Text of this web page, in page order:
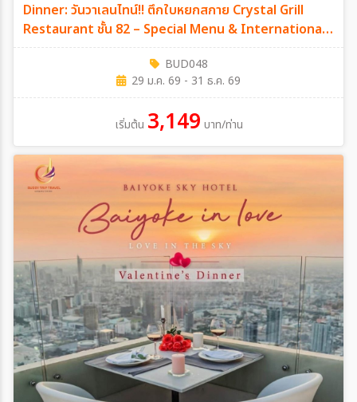
Dinner: วันวาเลนไทน์!! ตึกใบหยกสกาย Crystal Grill
Restaurant ชั้น 82 – Special Menu & International
Specialized Premium Seafood & Steak Buffet
บุฟเฟ่ต์ไม่จำกัดเวลา วันเสาร์ ที่ 14 กุมภาพันธ์ 2569
BUD048
29 ม.ค. 69 - 31 ธ.ค. 69
เริ่มต้น 3,149 บาท/ท่าน